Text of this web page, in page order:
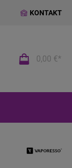
KONTAKT
0,00 €*